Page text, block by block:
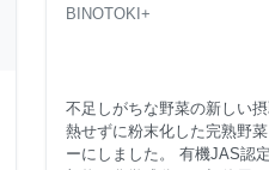
BINOTOKI+
不足しがちな野菜の新しい
熱せずに粉末化した完熟野
ーにしました。 有機JAS認